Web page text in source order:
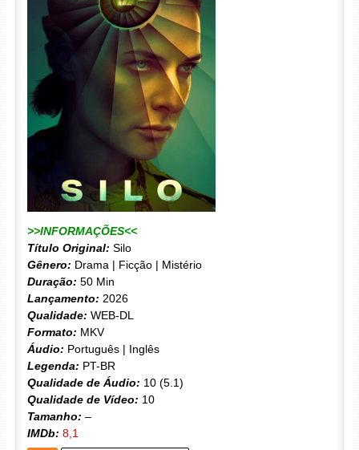
>>INFORMAÇÕES<<
Título Original: Silo
Gênero: Drama | Ficção | Mistério
Duração: 50 Min
Lançamento: 2026
Qualidade: WEB-DL
Formato: MKV
Áudio: Português | Inglês
Legenda: PT-BR
Qualidade de Áudio: 10 (5.1)
Qualidade de Vídeo: 10
Tamanho: –
IMDb: 8,1